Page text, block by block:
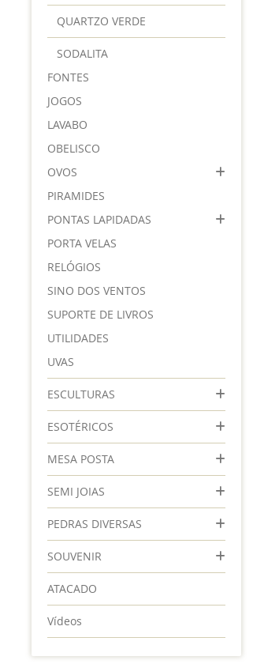
QUARTZO VERDE
SODALITA
FONTES
JOGOS
LAVABO
OBELISCO
OVOS
PIRAMIDES
PONTAS LAPIDADAS
PORTA VELAS
RELÓGIOS
SINO DOS VENTOS
SUPORTE DE LIVROS
UTILIDADES
UVAS
ESCULTURAS
ESOTÉRICOS
MESA POSTA
SEMI JOIAS
PEDRAS DIVERSAS
SOUVENIR
ATACADO
Vídeos